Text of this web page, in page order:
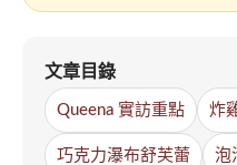
文章目錄
Queena 實訪重點 炸
巧克力瀑布舒芙蕾 泡